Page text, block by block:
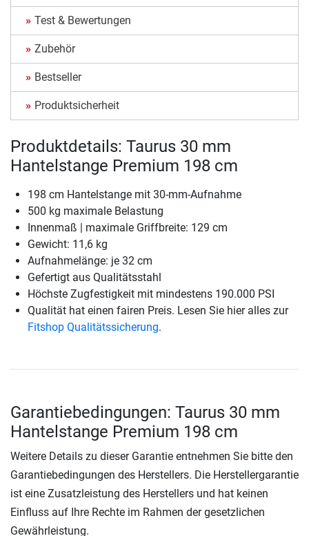
Test & Bewertungen
Zubehör
Bestseller
Produktsicherheit
Produktdetails: Taurus 30 mm
Hantelstange Premium 198 cm
198 cm Hantelstange mit 30-mm-Aufnahme
500 kg maximale Belastung
Innenmaß | maximale Griffbreite: 129 cm
Gewicht: 11,6 kg
Aufnahmelänge: je 32 cm
Gefertigt aus Qualitätsstahl
Höchste Zugfestigkeit mit mindestens 190.000 PSI
Qualität hat einen fairen Preis. Lesen Sie hier alles zur
Fitshop Qualitätssicherung.
Garantiebedingungen: Taurus 30 mm
Hantelstange Premium 198 cm
Weitere Details zu dieser Garantie entnehmen Sie bitte den
Garantiebedingungen des Herstellers. Die Herstellergarantie
ist eine Zusatzleistung des Herstellers und hat keinen
Einfluss auf Ihre Rechte im Rahmen der gesetzlichen
Gewährleistung.